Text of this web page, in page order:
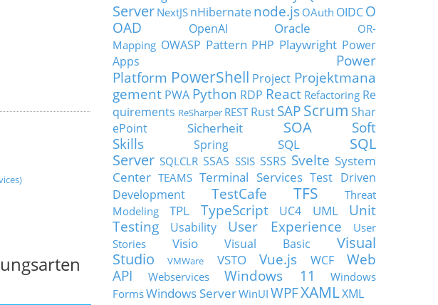
Server NextJS nHibernatenode.js OAuth OIDCO
OAD
OpenAI Oracle
OR-
Mapping OWASP Pattern PHP Playwright Power
Apps
Power
Platform PowerShell Project Projektmana
gement PWA Python RDP React Refactoring Re
quirements ReSharper REST Rust SAP Scrum Shar
ePoint
Sicherheit SOA
Soft
Skills
Spring SQL
SQL
Server SQLCLR SSAS SSIS SSRS Svelte System
Center TEAMS Terminal Services Test Driven
Development
TestCafe TFS
Threat
Modeling
TPL TypeScript UC4 UML
Unit
Testing
Usability User Experience
User
Stories
Visio Visual Basic
Visual
Studio
VMWare VSTO Vue.js WCF
Web
API
Webservices Windows 11
Windows
FormsWindows ServerWinUI WPFXAMLXML